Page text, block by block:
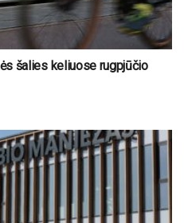
šalies keliuose rugpjūčio